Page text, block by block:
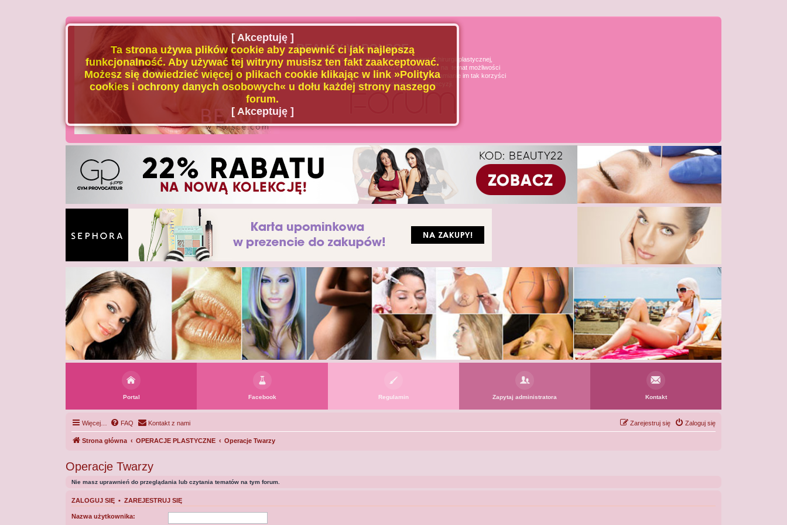
BEAUTY W POLSCE
Naszą misją jest poszerzanie wiedzy u pacjenta chirurgii plastycznej,
medycyny estetycznej oraz dziedzin pokrewnych, na temat możliwości
i ograniczeń tych dziedzin medycyny, oraz uświadamianie im tak korzyści
jak i zagrożeń wynikających z podejmowanych decyzji.
Portal Facebook Regulamin Zapytaj administratora Kontakt
Więcej… FAQ Kontakt z nami Zaloguj się
Zarejestruj się
Strona główna OPERACJE PLASTYCZNE Operacje Twarzy
Operacje Twarzy
Nie masz uprawnień do przeglądania lub czytania tematów na tym forum.
ZALOGUJ SIĘ • ZAREJESTRUJ SIĘ
Nazwa użytkownika:
[ Akceptuję ]
Ta strona używa plików cookie aby zapewnić ci jak najlepszą
funkcjonalność. Aby używać tej witryny musisz ten fakt zaakceptować.
Możesz się dowiedzieć więcej o plikach cookie klikając w link »Polityka
cookies i ochrony danych osobowych« u dołu każdej strony naszego
forum.
[ Akceptuję ]